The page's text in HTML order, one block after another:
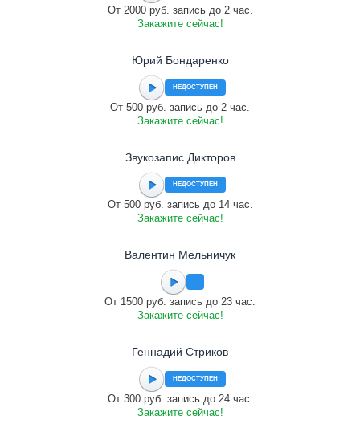
От 2000 руб. запись до 2 час.
Закажите сейчас!
Юрий Бондаренко
НЕДОСТУПЕН
От 500 руб. запись до 2 час.
Закажите сейчас!
Звукозапис Дикторов
НЕДОСТУПЕН
От 500 руб. запись до 14 час.
Закажите сейчас!
Валентин Мельничук
От 1500 руб. запись до 23 час.
Закажите сейчас!
Геннадий Стриков
НЕДОСТУПЕН
От 300 руб. запись до 24 час.
Закажите сейчас!